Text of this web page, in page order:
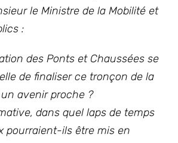
le Ministre de la Mobilité et
:
des Ponts et Chaussées se
de finaliser ce tronçon de la
avenir proche ?
dans quel laps de temps
pourraient-ils être mis en